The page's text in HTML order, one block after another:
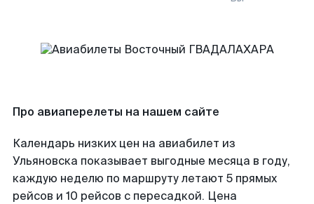
Про авиаперелеты на нашем сайте
Календарь низких цен на авиабилет из
Ульяновска показывает выгодные месяца в году,
каждую неделю по маршруту летают 5 прямых
рейсов и 10 рейсов с пересадкой. Цена